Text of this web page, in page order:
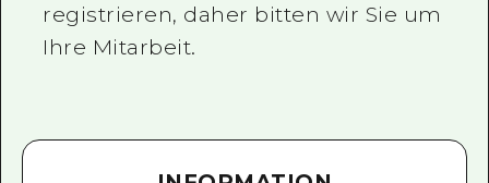
registrieren, daher bitten wir Sie um
Ihre Mitarbeit.